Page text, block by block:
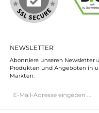
NEWSLETTER
Abonniere unseren Newsletter
Produkten und Angeboten in
Märkten.
Mail-